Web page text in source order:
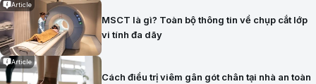
Article
MSCT là gì? Toàn bộ thông tin về chụp cắt lớp
vi tính đa dãy
Article
Cách điều trị viêm gân gót chân tại nhà an toàn